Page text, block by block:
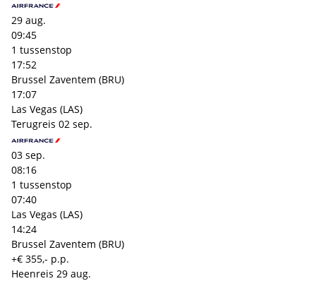
29 aug.
09:45
1 tussenstop
17:52
Brussel Zaventem (BRU)
17:07
Las Vegas (LAS)
Terugreis 02 sep.
03 sep.
08:16
1 tussenstop
07:40
Las Vegas (LAS)
14:24
Brussel Zaventem (BRU)
+€ 355,- p.p.
Heenreis 29 aug.